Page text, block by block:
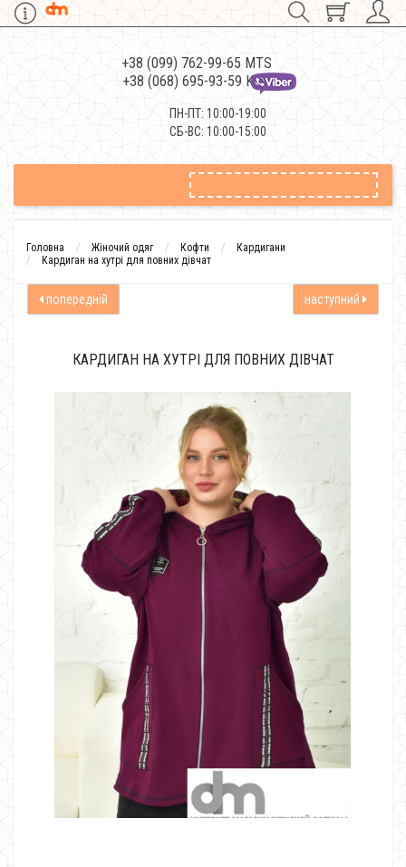
+38 (099) 762-99-65 MTS
+38 (068) 695-93-59 Kievstar
ПН-ПТ: 10:00-19:00
СБ-ВС: 10:00-15:00
Головна Жіночий одяг Кофти
Кардигани
Кардиган на хутрі для повних дівчат
попередній наступний
КАРДИГАН НА ХУТРІ ДЛЯ ПОВНИХ ДІВЧАТ